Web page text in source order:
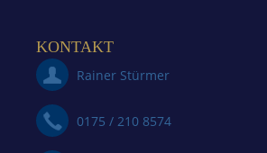
KONTAKT
Rainer Stürmer
0175 / 210 8574